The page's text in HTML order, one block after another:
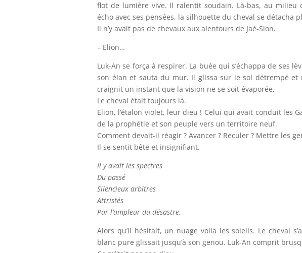
flot de lumière vive. Il ralentit soudain. Là-bas, au milieu
écho avec ses pensées, la silhouette du cheval se détacha
Il n’y avait pas de chevaux aux alentours de Jaé-Sion.
– Elion…
Luk-An se força à respirer. La buée qui s’échappa de ses
son élan et sauta du mur. Il glissa sur le sol détrempé
craignit un instant que la vision ne se soit évaporée.
Le cheval était toujours là.
Elion, l’étalon violet, leur dieu ! Celui qui avait conduit les
de la prophétie et son peuple vers un territoire neuf.
Comment devait-il réagir ? Avancer ? Reculer ? Mettre les
Il se sentit bête et insignifiant.
Il y avait les spectres
Du passé
Silencieux arbitres
Attristés
Par l’ampleur du désastre.
Alors qu’il hésitait, un nuage voila les soleils. Le cheval
blanc pure glissait jusqu’à son genou. Luk-An comprit